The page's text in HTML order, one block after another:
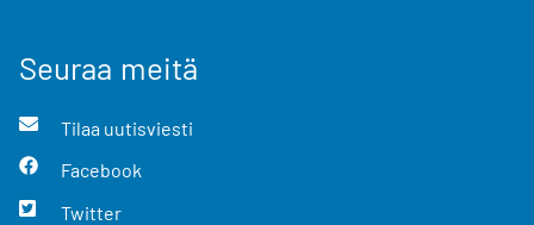
Seuraa meitä
Tilaa uutisviesti
Facebook
Twitter